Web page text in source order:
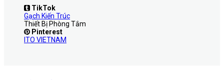
TikTok
Gạch Kiến Trúc
Thiết Bị Phòng Tắm
Pinterest
ITO VIETNAM